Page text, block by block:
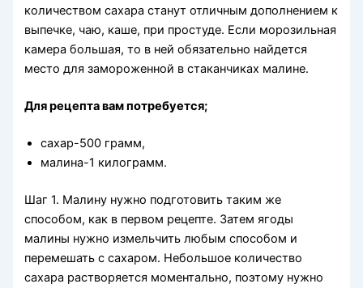
количеством сахара станут отличным дополнением к
выпечке, чаю, каше, при простуде. Если морозильная
камера большая, то в ней обязательно найдется
место для замороженной в стаканчиках малине.
Для рецепта вам потребуется;
сахар-500 грамм,
малина-1 килограмм.
Шаг 1. Малину нужно подготовить таким же
способом, как в первом рецепте. Затем ягоды
малины нужно измельчить любым способом и
перемешать с сахаром. Небольшое количество
сахара растворяется моментально, поэтому нужно